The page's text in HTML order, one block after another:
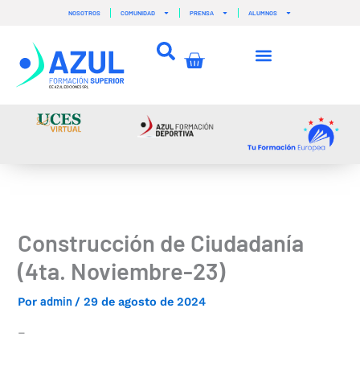
contenido
NOSOTROS COMUNIDAD PRENSA ALUMNOS
Carrito
Construcción de Ciudadanía
(4ta. Noviembre-23)
Poradmin /29 de agosto de 2024
–